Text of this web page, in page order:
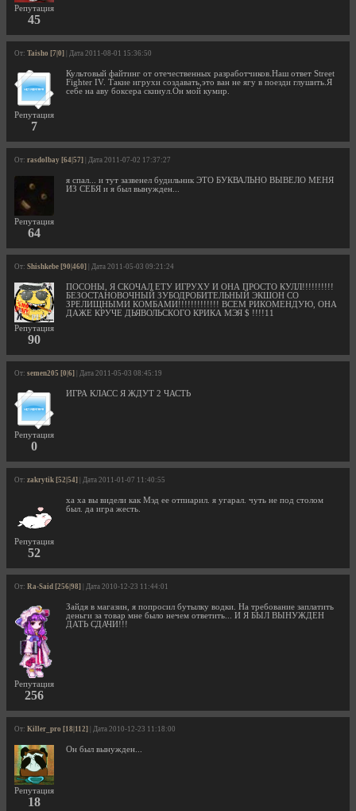
Репутация
45
От: Taisho [7|0] | Дата 2011-08-01 15:36:50
Репутация
7
Культовый файтинг от отечественных разработчиков.Наш ответ Street
Fighter IV. Такие игрухи создавать,это ван не ягу в поезди глушить.Я
себе на аву боксера скинул.Он мой кумир.
От: rasdolbay [64|57] | Дата 2011-07-02 17:37:27
Репутация
64
я спал... и тут зазвенел будильник ЭТО БУКВАЛЬНО ВЫВЕЛО МЕНЯ
ИЗ СЕБЯ и я был вынужден...
От: Shishkebe [90|460] | Дата 2011-05-03 09:21:24
Репутация
90
ПОСОНЫ, Я СКОЧАЛ ЕТУ ИГРУХУ И ОНА ПРОСТО КУЛЛ!!!!!!!!!!
БЕЗОСТАНОВОЧНЫЙ ЗУБОДРОБИТЕЛЬНЫЙ ЭКШОН СО
ЗРЕЛИЩНЫМИ КОМБАМИ!!!!!!!!!!!!! ВСЕМ РИКОМЕНДУЮ, ОНА
ДАЖЕ КРУЧЕ ДЬЯВОЛЬСКОГО КРИКА МЭЯ $ !!!!11
От: semen205 [0|6] | Дата 2011-05-03 08:45:19
Репутация
0
ИГРА КЛАСС Я ЖДУТ 2 ЧАСТЬ
От: zakrytik [52|54] | Дата 2011-01-07 11:40:55
Репутация
52
ха ха вы видели как Мэд ее отпиарил. я угарал. чуть не под столом
был. да игра жесть.
От: Ra-Said [256|98] | Дата 2010-12-23 11:44:01
Репутация
256
Зайдя в магазин, я попросил бутылку водки. На требование заплатить
деньги за товар мне было нечем ответить... И Я БЫЛ ВЫНУЖДЕН
ДАТЬ СДАЧИ!!!
От: Killer_pro [18|112] | Дата 2010-12-23 11:18:00
Репутация
18
Он был вынужден...